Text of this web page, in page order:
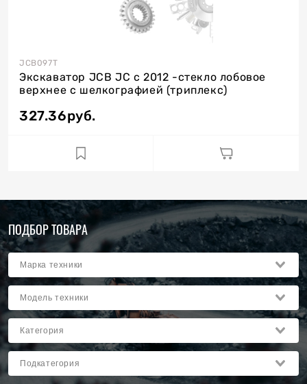
JCB097Т
Экскаватор JCB JC c 2012 -стекло лобовое
верхнее с шелкографией (триплекс)
327.36руб.
ПОДБОР ТОВАРА